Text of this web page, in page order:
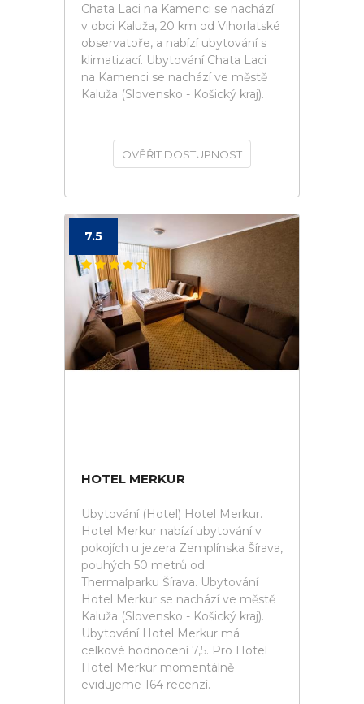
Chata Laci na Kamenci se nachází
v obci Kaluža, 20 km od Vihorlatské
observatoře, a nabízí ubytování s
klimatizací. Ubytování Chata Laci
na Kamenci se nachází ve městě
Kaluža (Slovensko - Košický kraj).
OVĚŘIT DOSTUPNOST
7.5
HOTEL MERKUR
Ubytování (Hotel) Hotel Merkur.
Hotel Merkur nabízí ubytování v
pokojích u jezera Zemplínska Šírava,
pouhých 50 metrů od
Thermalparku Šírava. Ubytování
Hotel Merkur se nachází ve městě
Kaluža (Slovensko - Košický kraj).
Ubytování Hotel Merkur má
celkové hodnocení 7,5. Pro Hotel
Hotel Merkur momentálně
evidujeme 164 recenzí.